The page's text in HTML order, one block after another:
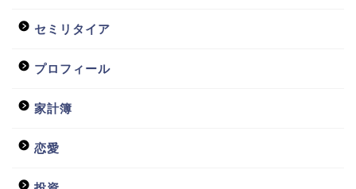
セミリタイア
プロフィール
家計簿
恋愛